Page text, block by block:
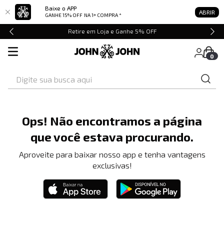
Baixe o APP
GANHE 15% OFF NA 1ª COMPRA * ABRIR
Retire em Loja e Ganhe 5% OFF
0
Ops! Não encontramos a página
que você estava procurando.
Aproveite para baixar nosso app e tenha vantagens
exclusivas!